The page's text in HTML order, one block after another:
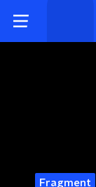
Fragment